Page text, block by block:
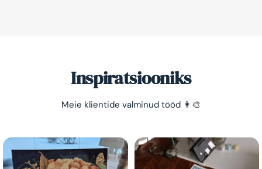
Inspiratsiooniks
Meie klientide valminud tööd 👩‍🎨
Maalihobi.eePrivaatsuspoliitika